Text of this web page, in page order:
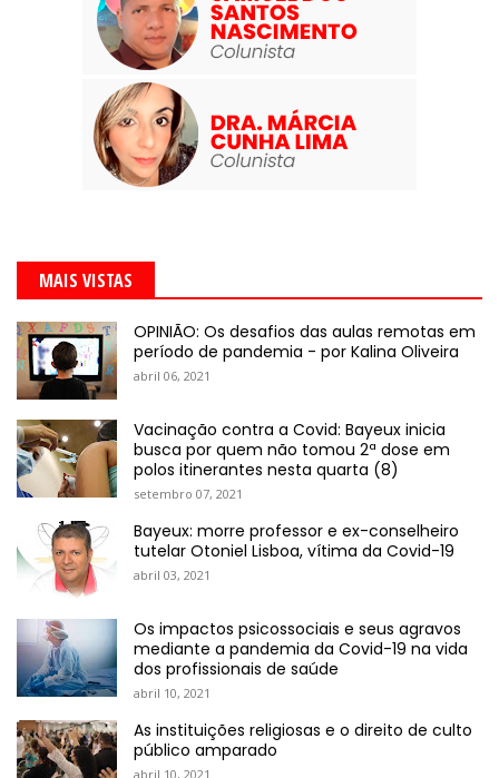
MAIS VISTAS
OPINIÃO: Os desafios das aulas remotas em
período de pandemia - por Kalina Oliveira
abril 06, 2021
Vacinação contra a Covid: Bayeux inicia
busca por quem não tomou 2ª dose em
polos itinerantes nesta quarta (8)
setembro 07, 2021
Bayeux: morre professor e ex-conselheiro
tutelar Otoniel Lisboa, vítima da Covid-19
abril 03, 2021
Os impactos psicossociais e seus agravos
mediante a pandemia da Covid-19 na vida
dos profissionais de saúde
abril 10, 2021
As instituições religiosas e o direito de culto
público amparado
abril 10, 2021